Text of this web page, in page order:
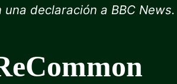
declaración a BBC News.